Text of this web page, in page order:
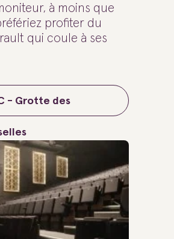
à moins que
profiter du
qui coule à ses
- Grotte des